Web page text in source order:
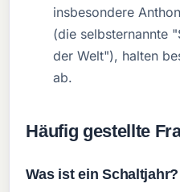
insbesondere
(die selbsternannte
der Welt"), halten
ab.
Häufig gestellte
Was ist ein Schaltjahr?